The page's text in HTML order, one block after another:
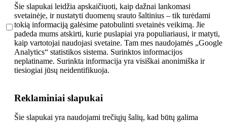
Šie slapukai leidžia apskaičiuoti, kaip dažnai lankomasi
svetainėje, ir nustatyti duomenų srauto šaltinius – tik turėdami
tokią informaciją galėsime patobulinti svetainės veikimą. Jie
padeda mums atskirti, kurie puslapiai yra populiariausi, ir matyti,
kaip vartotojai naudojasi svetaine. Tam mes naudojamės „Google
Analytics“ statistikos sistema. Surinktos informacijos
neplatiname. Surinkta informacija yra visiškai anonimiška ir
tiesiogiai jūsų neidentifikuoja.
Reklaminiai slapukai
Šie slapukai yra naudojami trečiųjų šalių, kad būtų galima